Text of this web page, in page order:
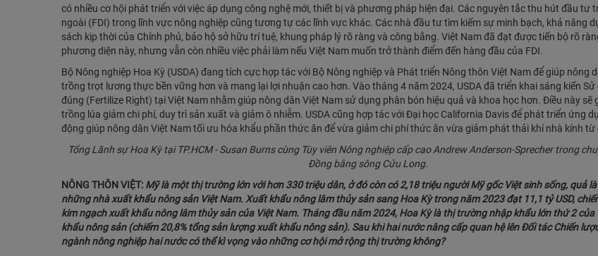
có nhiều cơ hội phát triển với việc áp dụng công nghệ mới, thiết bị và phương pháp hiện đại. Các nguyên tắc thu hút đầu tư
ngoài (FDI) trong lĩnh vực nông nghiệp cũng tương tự các lĩnh vực khác. Các nhà đầu tư tìm kiếm sự minh bạch, khả năng
sách kịp thời của Chính phủ, bảo hộ sở hữu trí tuệ, khung pháp lý rõ ràng và công bằng. Việt Nam đã đạt được tiến bộ rõ
phương diện này, nhưng vẫn còn nhiều việc phải làm nếu Việt Nam muốn trở thành điểm đến hàng đầu của FDI.
Bộ Nông nghiệp Hoa Kỳ (USDA) đang tích cực hợp tác với Bộ Nông nghiệp và Phát triển Nông thôn Việt Nam để giúp nông
trồng trọt lương thực bền vững hơn và mang lại lợi nhuận cao hơn. Vào tháng 4 năm 2024, USDA đã triển khai sáng kiến
đúng (Fertilize Right) tại Việt Nam nhằm giúp nông dân Việt Nam sử dụng phân bón hiệu quả và khoa học hơn. Điều này sẽ
trồng lúa giảm chi phí, duy trì sản xuất và giảm ô nhiễm. USDA cũng hợp tác với Đại học California Davis để phát triển ứng
động giúp nông dân Việt Nam tối ưu hóa khẩu phần thức ăn để vừa giảm chi phí thức ăn vừa giảm phát thải khí nhà kính từ
Tổng Lãnh sự Hoa Kỳ tại TP.HCM - Susan Burns cùng Tùy viên Nông nghiệp cấp cao Andrew Anderson-Sprecher trong
Đồng bằng sông Cửu Long.
NÔNG THÔN VIỆT: Mỹ là một thị trường lớn với hơn 330 triệu dân, ở đó còn có 2,18 triệu người Mỹ gốc Việt sinh sống, quả
những nhà xuất khẩu nông sản Việt Nam. Xuất khẩu nông lâm thủy sản sang Hoa Kỳ trong năm 2023 đạt 11,1 tỷ USD,
kim ngạch xuất khẩu nông lâm thủy sản của Việt Nam. Tháng đầu năm 2024, Hoa Kỳ là thị trường nhập khẩu lớn thứ 2 của
khẩu nông sản (chiếm 20,8% tổng sản lượng xuất khẩu nông sản). Sau khi hai nước nâng cấp quan hệ lên Đối tác Chiến
ngành nông nghiệp hai nước có thể kì vọng vào những cơ hội mở rộng thị trường không?